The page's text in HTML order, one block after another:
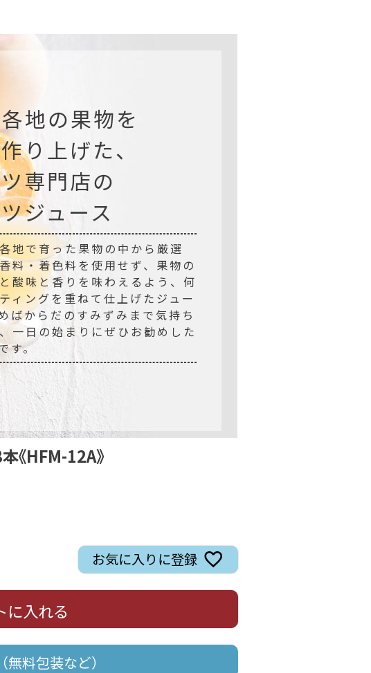
地の果物を
り上げた、
専門店の
ジュース
地で育った果物の中から厳選
料・着色料を使用せず、果物の
酸味と香りを味わえるよう、何
ィングを重ねて仕上げたジュー
ばからだのすみずみまで気持ち
一日の始まりにぜひお勧めした
す。
《HFM-12A》
お気に入りに登録
に入れる
料包装など）